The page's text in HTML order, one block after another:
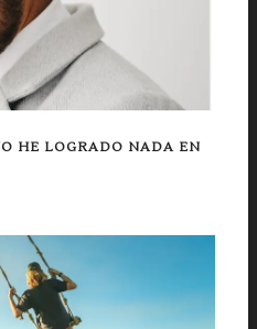
HE LOGRADO NADA EN